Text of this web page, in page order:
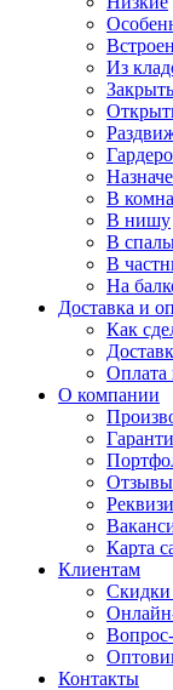
Из
В
В нишу
В
В
На
Доставка и
Как
Оплата
О компании
Отзывы
Карта
Клиентам
Скидки
Контакты